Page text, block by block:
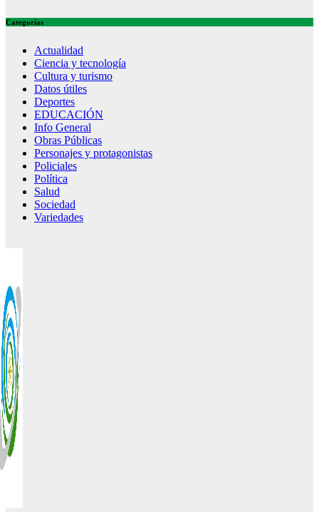
Categorías
Actualidad
Ciencia y tecnología
Cultura y turismo
Datos útiles
Deportes
EDUCACIÓN
Info General
Obras Públicas
Personajes y protagonistas
Policiales
Política
Salud
Sociedad
Variedades